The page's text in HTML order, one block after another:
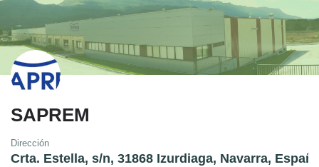
SAPREM
Dirección
Crta. Estella, s/n, 31868 Izurdiaga, Navarra,